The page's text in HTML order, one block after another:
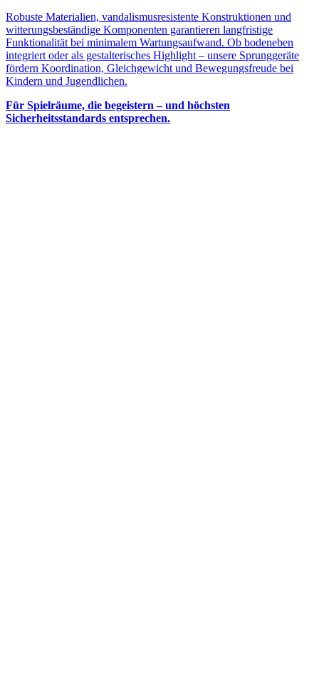
Robuste Materialien, vandalismusresistente Konstruktionen und
witterungsbeständige Komponenten garantieren langfristige
Funktionalität bei minimalem Wartungsaufwand. Ob bodeneben
integriert oder als gestalterisches Highlight – unsere Sprunggeräte
fördern Koordination, Gleichgewicht und Bewegungsfreude bei
Kindern und Jugendlichen.
Für Spielräume, die begeistern – und höchsten
Sicherheitsstandards entsprechen.